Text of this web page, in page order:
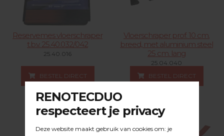
Reservemes vloerschraper
t.b.v. 25.40.032/042
25.40.016
BESTEL DIRECT
Vloerschraper prof. 10 cm.
breed, met aluminium steel
25 cm. lang
25.04.040
BESTEL DIRECT